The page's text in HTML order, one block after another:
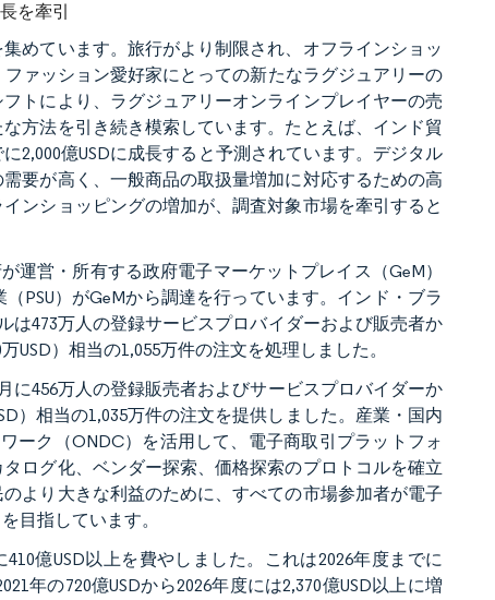
を牽引
めています。旅行がより制限され、オフラインショッ
ァッション愛好家にとっての新たなラグジュアリーの
トにより、ラグジュアリーオンラインプレイヤーの売
方法を引き続き模索しています。たとえば、インド貿
2,000億USDに成長すると予測されています。デジタル
要が高く、一般商品の取扱量増加に対応するための高
ンショッピングの増加が、調査対象市場を牽引すると
運営・所有する政府電子マーケットプレイス（GeM）
PSU）がGeMから調達を行っています。インド・ブラ
は473万人の登録サービスプロバイダーおよび販売者か
USD）相当の1,055万件の注文を処理しました。
に456万人の登録販売者およびサービスプロバイダーか
）相当の1,035万件の注文を提供しました。産業・国内
ーク（ONDC）を活用して、電子商取引プラットフォ
ログ化、ベンダー探索、価格探索のプロトコルを確立
より大きな利益のために、すべての市場参加者が電子
目指しています。
億USD以上を費やしました。これは2026年度までに
年の720億USDから2026年度には2,370億USD以上に増